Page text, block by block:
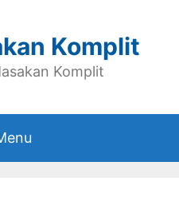
Komplit
Komplit